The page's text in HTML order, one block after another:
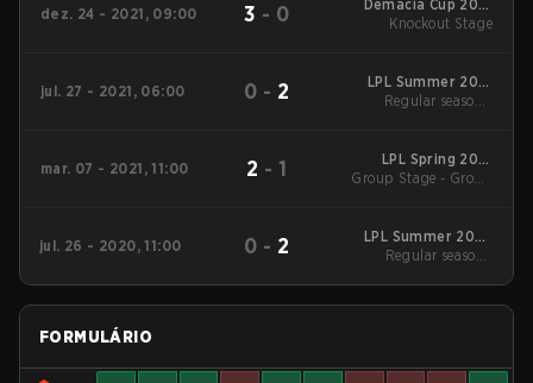
dez. 24 - 2021, 09:00 3 - 0
Demacia Cup 2021
Knockout Stage
Knockout Stage
jul. 27 - 2021, 06:00 0 - 2
LPL Summer 2021
Regular season
Regular season -
mar. 07 - 2021, 11:00 2 - 1
LPL Spring 2021
Regular
Group Stage - Group
jul. 26 - 2020, 11:00 0 - 2
LPL Summer 2020
Regular Season
Regular season -
FORMULÁRIO